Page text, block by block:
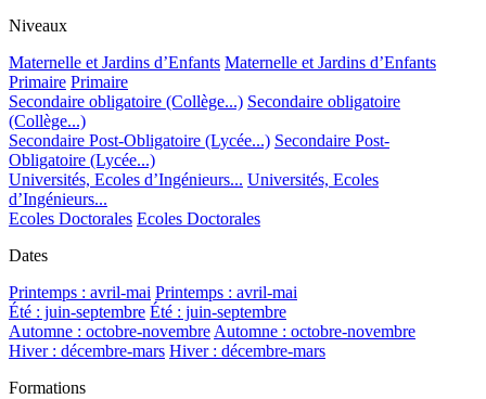
Niveaux
Maternelle et Jardins d’Enfants Maternelle et Jardins d’Enfants
Primaire Primaire
Secondaire obligatoire (Collège...) Secondaire obligatoire
(Collège...)
Secondaire Post-Obligatoire (Lycée...) Secondaire Post-
Obligatoire (Lycée...)
Universités, Ecoles d’Ingénieurs... Universités, Ecoles
d’Ingénieurs...
Ecoles Doctorales Ecoles Doctorales
Dates
Printemps : avril-mai Printemps : avril-mai
Été : juin-septembre Été : juin-septembre
Automne : octobre-novembreAutomne : octobre-novembre
Hiver : décembre-mars Hiver : décembre-mars
Formations